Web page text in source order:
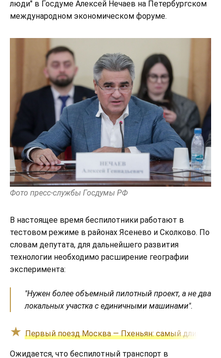
люди" в Госдуме Алексей Нечаев на Петербургском
международном экономическом форуме.
Фото пресс-службы Госдумы РФ
В настоящее время беспилотники работают в
тестовом режиме в районах Ясенево и Сколково. По
словам депутата, для дальнейшего развития
технологии необходимо расширение географии
эксперимента:
"Нужен более объемный пилотный проект, а не два
локальных участка с единичными машинами".
Первый поезд Москва — Пхеньян: самый длинный
Ожидается, что беспилотный транспорт в